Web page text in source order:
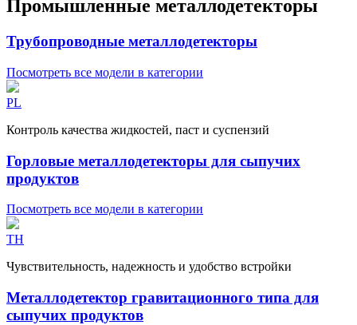
Промышленные металлодетекторы
Трубопроводные металлодетекторы
Посмотреть все модели в категории
PL
Контроль качества жидкостей, паст и суспензий
Горловые металлодетекторы для сыпучих
продуктов
Посмотреть все модели в категории
TH
Чувствительность, надежность и удобство встройки
Металлодетектор гравитационного типа для
сыпучих продуктов